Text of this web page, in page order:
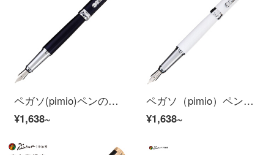
ペガソ(pimio)ペンの署名ペン男性女性ビジネスオフィス成人インクを書くタイラーシリーズ951湖の青い色
¥1,638~
ペガソ（pimio）ペンの署名ペン男性女性ビジネスオフィス成人インクを書くタイラーシリーズ951磁器ホワイト
¥1,638~